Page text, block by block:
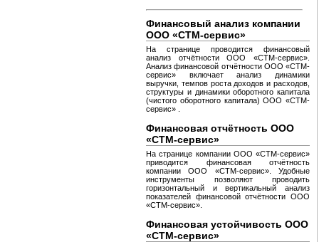
Финансовый анализ компании
ООО «СТМ-сервис»
На странице проводится финансовый
анализ отчётности ООО «СТМ-сервис».
Анализ финансовой отчётности ООО «СТМ-
сервис» включает анализ динамики
выручки, темпов роста доходов и расходов,
структуры и динамики оборотного капитала
(чистого оборотного капитала) ООО «СТМ-
сервис» .
Финансовая отчётность ООО
«СТМ-сервис»
На странице компании ООО «СТМ-сервис»
приводится финансовая отчётность
компании ООО «СТМ-сервис». Удобные
инструменты позволяют проводить
горизонтальный и вертикальный анализ
показателей финансовой отчётности ООО
«СТМ-сервис».
Финансовая устойчивость ООО
«СТМ-сервис»